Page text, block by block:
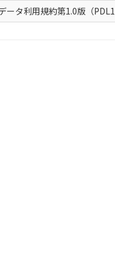
ータ利用規約第1.0版（